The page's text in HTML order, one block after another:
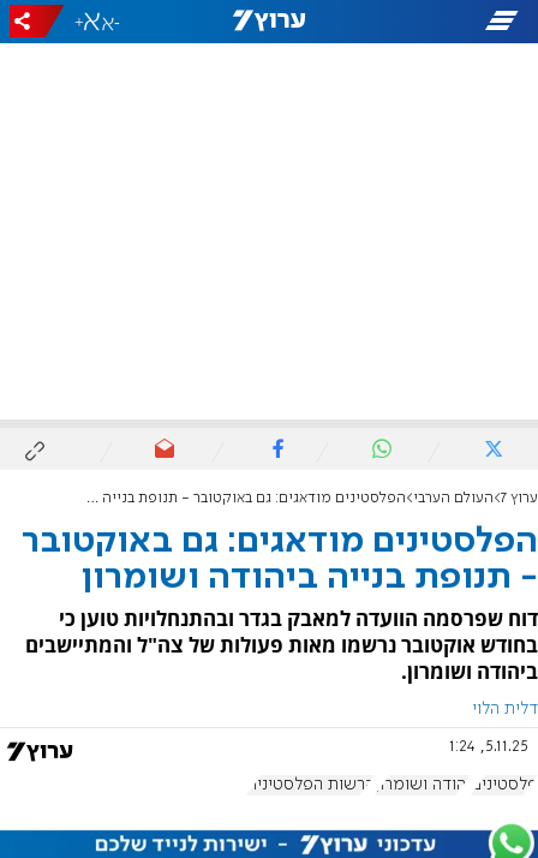
-
+
ערוץ 7 העולם הערבי הפלסטינים מודאגים: גם באוקטובר - תנופת בנייה ביהודה ושומרון
הפלסטינים מודאגים: גם באוקטובר
- תנופת בנייה ביהודה ושומרון
דוח שפרסמה הוועדה למאבק בגדר ובהתנחלויות טוען כי
בחודש אוקטובר נרשמו מאות פעולות של צה"ל והמתיישבים
ביהודה ושומרון.
דלית הלוי
5.11.25, 1:24
פלסטינים יהודה ושומרון הרשות הפלסטינית